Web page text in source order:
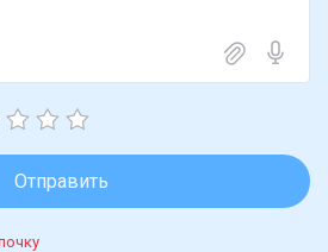
Отправить